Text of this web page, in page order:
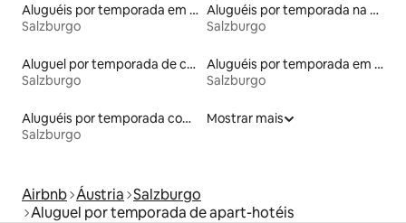
Aluguéis por temporada em albergue
Salzburgo
Aluguéis por temporada na orla
Salzburgo
Aluguel por temporada de castelos
Salzburgo
Aluguéis por temporada em hotéis-fazenda
Salzburgo
Aluguéis por temporada com caiaque
Salzburgo
Mostrar mais
Airbnb Áustria Salzburgo
Aluguel por temporada de apart-hotéis